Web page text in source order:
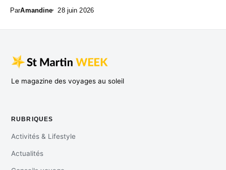
ParAmandine 28 juin 2026
Le magazine des voyages au soleil
RUBRIQUES
Activités & Lifestyle
Actualités